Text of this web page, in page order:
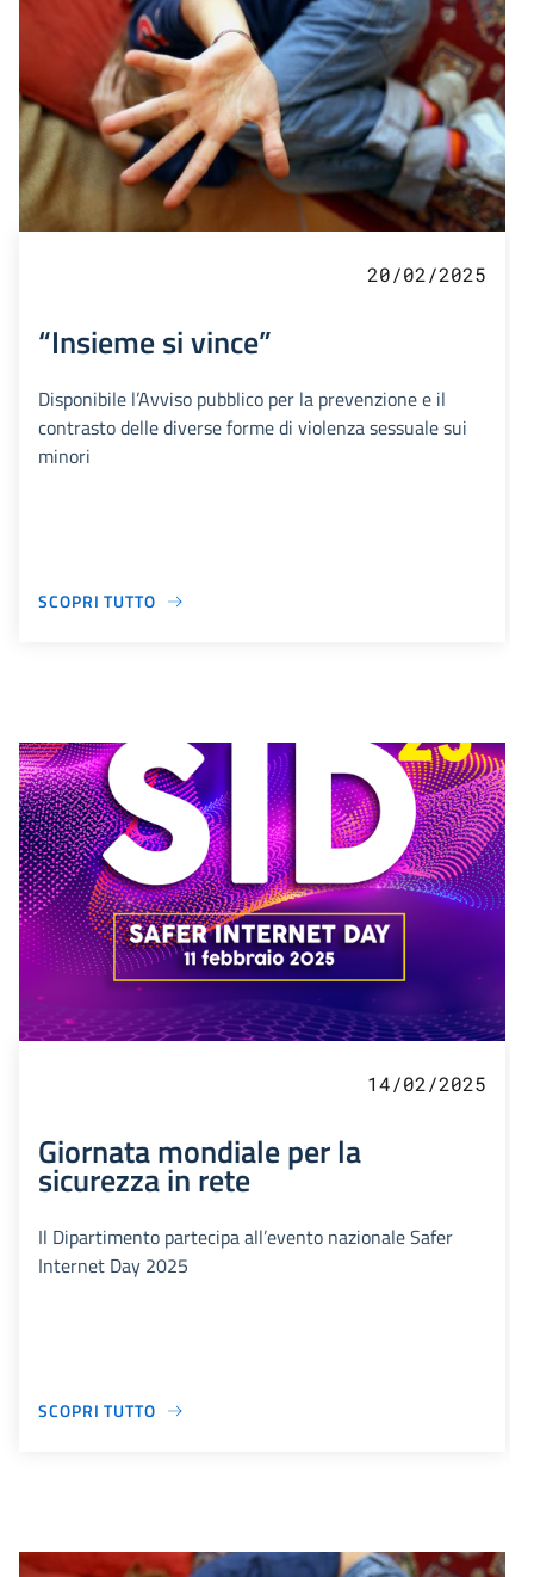
20/02/2025
“Insieme si vince”
Disponibile l’Avviso pubblico per la prevenzione e il
contrasto delle diverse forme di violenza sessuale sui
minori
SCOPRI TUTTO
14/02/2025
Giornata mondiale per la
sicurezza in rete
Il Dipartimento partecipa all’evento nazionale Safer
Internet Day 2025
SCOPRI TUTTO